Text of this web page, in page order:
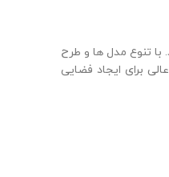
با تنوع مدل‌ ها و طرح‌
برای ایجاد فضایی